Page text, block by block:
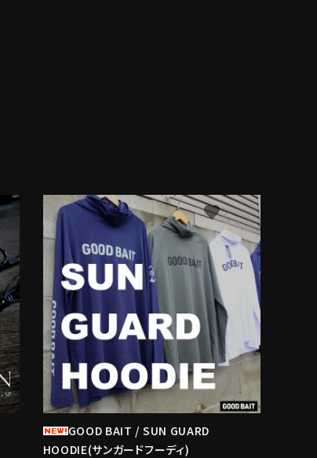
GOOD BAIT / SUN GUARD
HOODIE(サンガードフーディ)
favorite